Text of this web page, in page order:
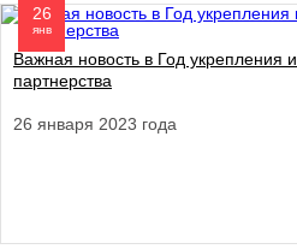
26
янв
Важная новость в Год укрепления
партнерства
26 января 2023 года